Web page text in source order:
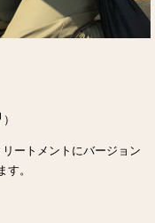
ートメントにバージョン
す。